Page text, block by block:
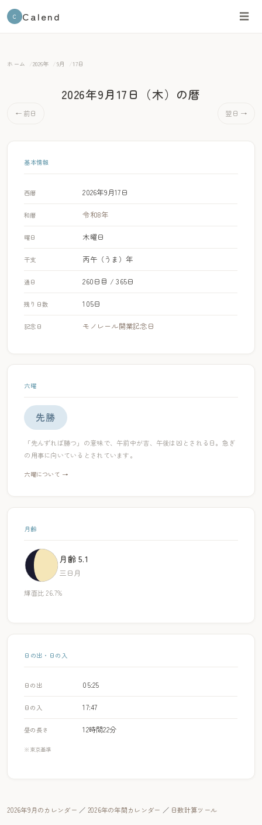
C Calend ☰
ホーム 2026年 9月 17日
← 前日
2026年9月17日（木） の暦
翌日 →
基本情報
西暦 2026年9月17日
和暦 令和8年
曜日 木曜日
干支 丙午（うま）年
通日 260日目 / 365日
残り日数 105日
記念日 モノレール開業記念日
六曜
先勝
「先んずれば勝つ」の意味で、午前中が吉、午後は凶とされる日。急ぎ
の用事に向いているとされています。
六曜について →
月齢
月齢 5.1
三日月
輝面比 26.7%
日の出・日の入
日の出 05:25
日の入 17:47
昼の長さ 12時間22分
※東京基準
2026年9月のカレンダー ／ 2026年の年間カレンダー ／ 日数計算ツール